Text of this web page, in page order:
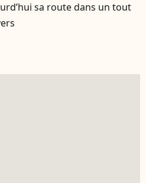
sa route dans un tout